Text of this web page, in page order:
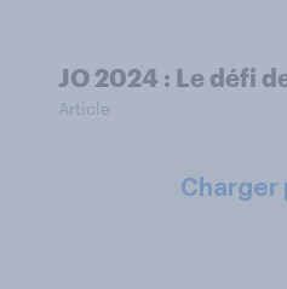
JO 2024 : Le défi
Article
Charger